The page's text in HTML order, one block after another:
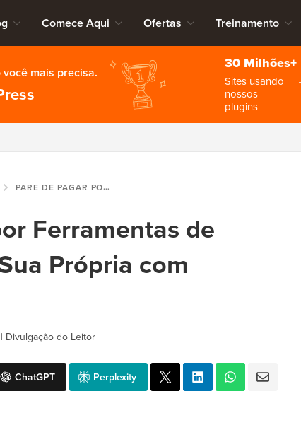
Comece Aqui Ofertas Treinamento
mais precisa.
30 Milhões+
Sites usando
nossos
plugins
PARE DE PAGAR POR FERRAMENTAS DE INTRANET: CRIE A SUA PRÓPRIA COM WORDPRESS
Ferramentas de
Própria com
| Divulgação do Leitor
ChatGPT Perplexity